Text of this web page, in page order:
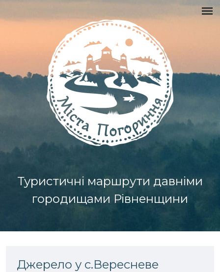
Туристичні маршрути давніми
городищами Рівненщини
Джерело у c.Вересневе